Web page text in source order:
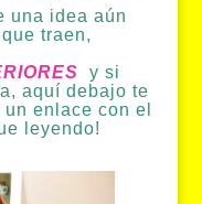
una idea aún
traen,
y si
aquí debajo te
enlace con el
leyendo!